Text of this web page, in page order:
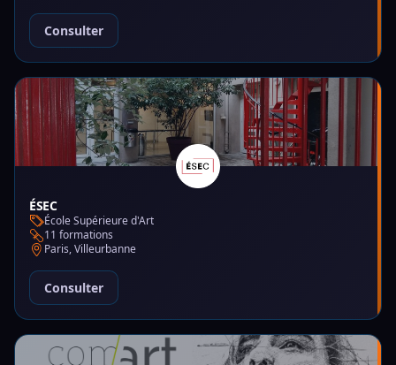
Consulter
ÉSEC
École Supérieure d'Art
11 formations
Paris, Villeurbanne
Consulter